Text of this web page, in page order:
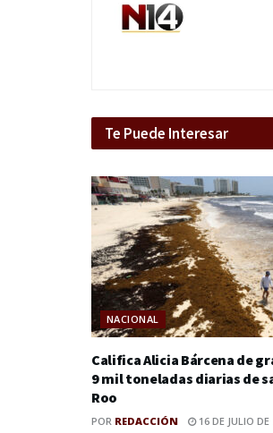
Te Puede Interesar
NACIONAL
Califica Alicia Bárcena de
9 mil toneladas diarias de
Roo
POR REDACCIÓN 16 DE JULIO DE